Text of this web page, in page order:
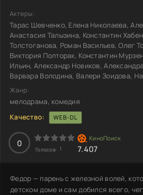
Актеры:
Тарас Шевченко, Елена Николаева,
Анастасия Талызина, Константин
Толстоганова, Роман Васильев, Олег
Виктория Полторак, Константин
Ильин, Александр Новиков,
Варвара Володина, Валери Зоидова,
Жанр:
мелодрама, комедия
Качество:
WEB-DL
0
Голосов: 1 7.407
Федор — парень с железной волей,
детском доме и сам добился всего,